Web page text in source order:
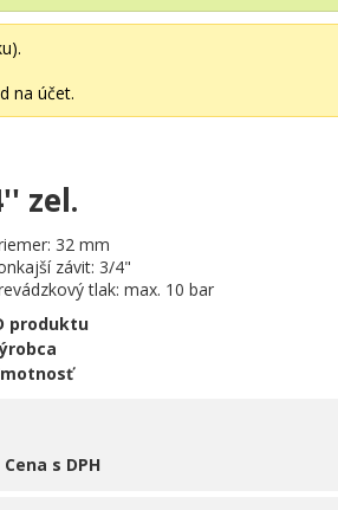
na účet.
zel.
32 mm
závit: 3/4"
tlak: max. 10 bar
produktu
Cena s DPH